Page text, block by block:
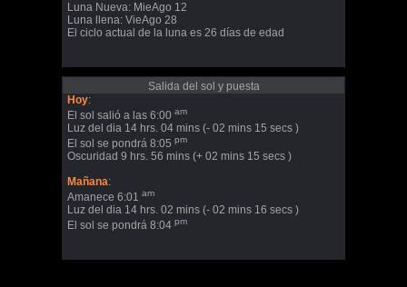
Luna Nueva: MieAgo 12
Luna llena: VieAgo 28
El ciclo actual de la luna es 26 días de edad
Salida del sol y puesta
Hoy:
El sol salió a las 6:00 am
Luz del dia 14 hrs. 04 mins (- 02 mins 15 secs )
El sol se pondrá 8:05 pm
Oscuridad 9 hrs. 56 mins (+ 02 mins 15 secs )
Mañana:
Amanece 6:01 am
Luz del dia 14 hrs. 02 mins (- 02 mins 16 secs )
El sol se pondrá 8:04 pm